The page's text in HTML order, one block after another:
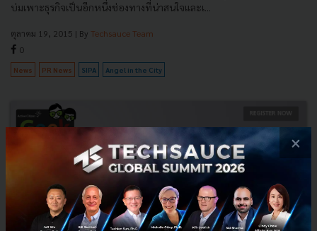
บ่มเพาะธุรกิจเป็นอีกหนึ่งช่องทางที่น่าสนใจและเ...
ตุลาคม 19, 2015 | By Techsauce Team
0
News PR News SIPA Angel in the City
×